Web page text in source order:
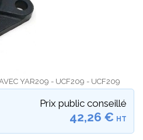
YAR209 - UCF209 - UCF209
Prix public conseillé
42,26 € HT